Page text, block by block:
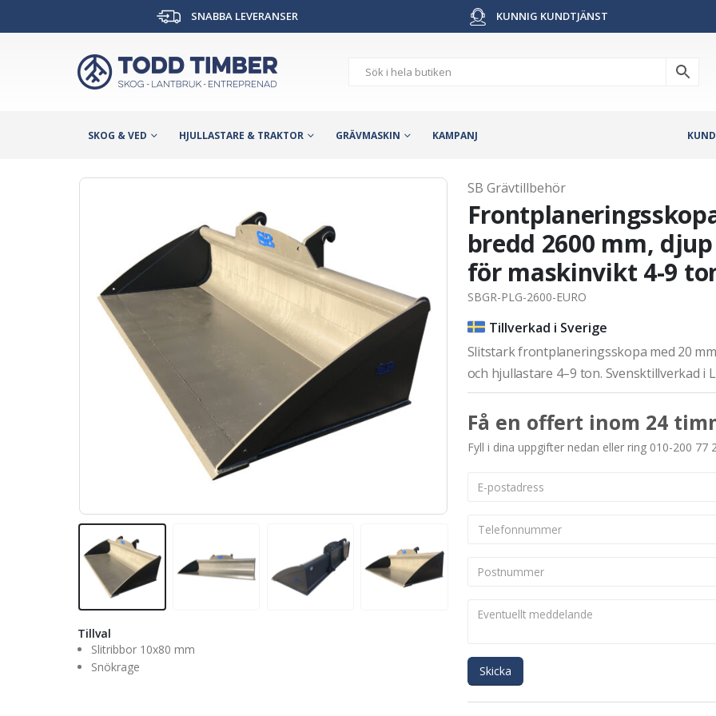
SNABBA LEVERANSER KUNNIG KUNDTJÄNST
SKOG & VED HJULLASTARE & TRAKTOR GRÄVMASKIN KAMPANJ
Tillval
Slitribbor 10x80 mm
Snökrage
SB Grävtillbehör
bredd 2600 mm,
för maskinvikt 4-9
SBGR-PLG-2600-EURO
Tillverkad i Sverige
Slitstark frontplaneringsskopa med 20
och hjullastare 4–9 ton. Svensktillverkad i
Få en offert inom 24
Fyll i dina uppgifter nedan eller ring 010-200 77
Skicka